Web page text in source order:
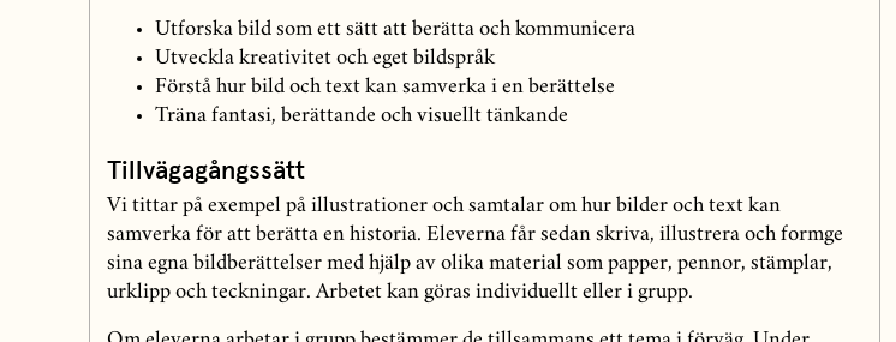
Utforska bild som ett sätt att berätta och kommunicera
Utveckla kreativitet och eget bildspråk
Förstå hur bild och text kan samverka i en berättelse
Träna fantasi, berättande och visuellt tänkande
Tillvägagångssätt
Vi tittar på exempel på illustrationer och samtalar om hur bilder och text kan
samverka för att berätta en historia. Eleverna får sedan skriva, illustrera och formge
sina egna bildberättelser med hjälp av olika material som papper, pennor, stämplar,
urklipp och teckningar. Arbetet kan göras individuellt eller i grupp.